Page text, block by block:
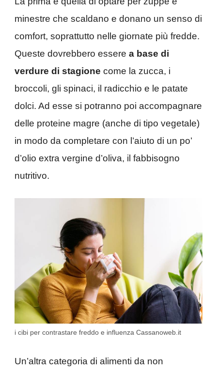
minestre che scaldano e donano un senso di
comfort, soprattutto nelle giornate più fredde.
Queste dovrebbero essere a base di
verdure di stagione come la zucca, i
broccoli, gli spinaci, il radicchio e le patate
dolci. Ad esse si potranno poi accompagnare
delle proteine magre (anche di tipo vegetale)
in modo da completare con l’aiuto di un po’
d’olio extra vergine d’oliva, il fabbisogno
nutritivo.
i cibi per contrastare freddo e influenza Cassanoweb.it
Un’altra categoria di alimenti da non